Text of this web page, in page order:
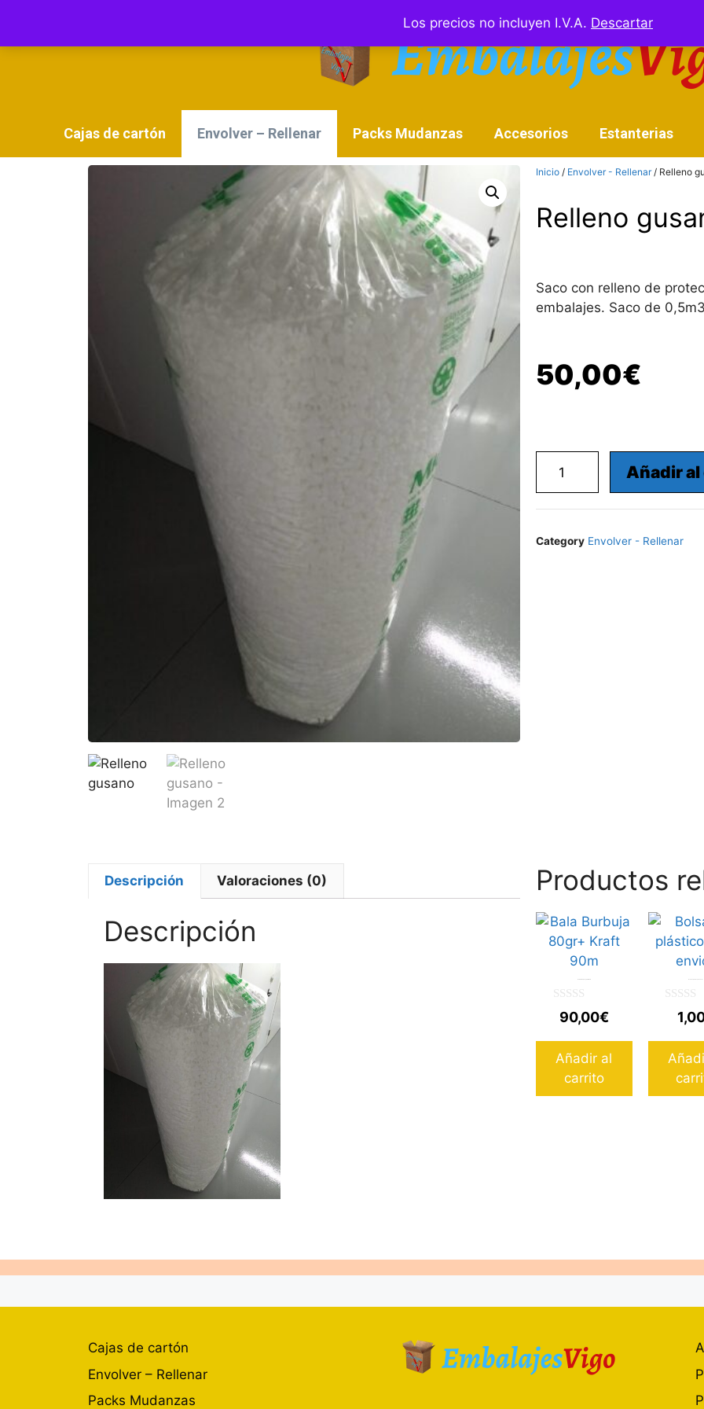
Los precios no incluyen I.V.A. Descartar
Cajas de cartón Envolver – Rellenar Packs Mudanzas Accesorios Estanterias
Inicio / Envolver - Rellenar/ Relleno
Relleno
Saco con relleno de
embalajes. Saco de 0,5m3
50,00€
Añadir
Category Envolver - Rellenar
Descripción Valoraciones (0)
Descripción
Productos
5
90,00€
Añadir al
carrito
5
Cajas de cartón
Envolver – Rellenar
Packs Mudanzas